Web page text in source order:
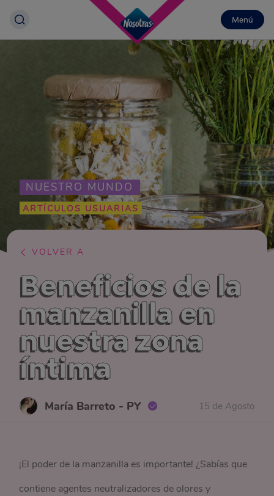
Menú
NUESTRO MUNDO
ARTÍCULOS USUARIAS
VOLVER A
Beneficios de la
manzanilla en
nuestra zona
íntima
María Barreto - PY 15 de Agosto
¡El poder de la manzanilla es importante! ¿Sabías que
contiene agentes neutralizadores de olores y